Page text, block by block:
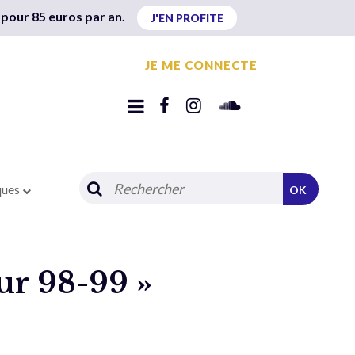
85 euros par an. J'EN PROFITE
JE ME CONNECTE
OK
98-99 »